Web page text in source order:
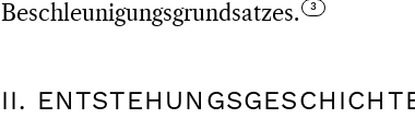
Beschleunigungsgrundsatzes.
II.